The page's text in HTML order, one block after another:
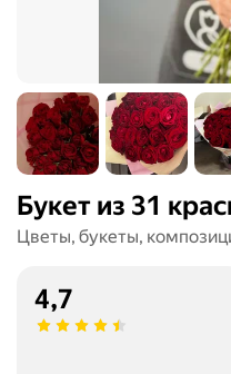
Букет из 31
Цветы, букеты,
4,7